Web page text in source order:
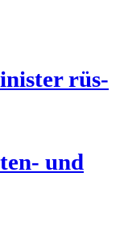
rüs­
und